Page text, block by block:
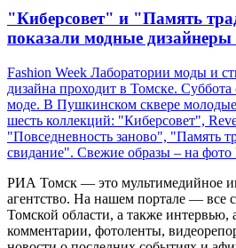
"Киберсовет" и "Память
показали модные
Fashion Week Лаборатории моды и
дизайна проходит в Томске.
моде. В Пушкинском сквере
шесть коллекций: "Киберсовет",
"Повседневность заново", "Память
свидание". Свежие образы – на
РИА Томск — это мультимедийное
агентство. На нашем портале — все
Томской области, а также интервью,
комментарии, фотоленты,